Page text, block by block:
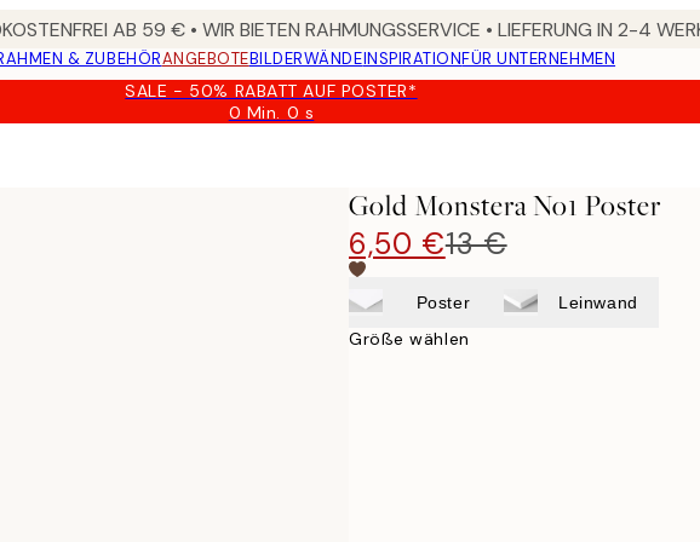
AB 59 € • WIR BIETEN RAHMUNGSSERVICE • LIEFERUNG IN 2-4
& ZUBEHÖRANGEBOTEBILDERWÄNDEINSPIRATIONFÜR UNTERNEHMEN
SALE - 50% RABATT AUF POSTER*
0 Min. 0 s
Gültig
Gold Monstera No1 Poster
6,50 €13 €
Poster Leinwand
Größe wählen